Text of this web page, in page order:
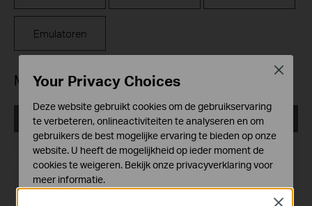
Emulatoren
MIBs Files
TP-Link_L2 Switch_MIB
Publicatiedatum:2024-02-29
Engels
Close
Your Privacy Choices
Deze website gebruikt cookies om de gebruikservaring
te verbeteren, onlineactiviteiten te analyseren en om
gebruikers de best mogelijke ervaring te bieden op onze
website. U heeft de mogelijkheid op ieder moment de
cookies te weigeren. Bekijk onze privacyverklaringvoor
meer informatie.
Close